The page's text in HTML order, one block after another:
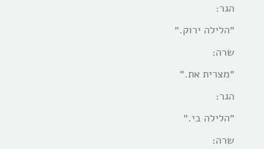
הגר:
״הלילה ירוק.״
שרה:
״מצרית את.״
הגר:
״הלילה בי.״
שרה: